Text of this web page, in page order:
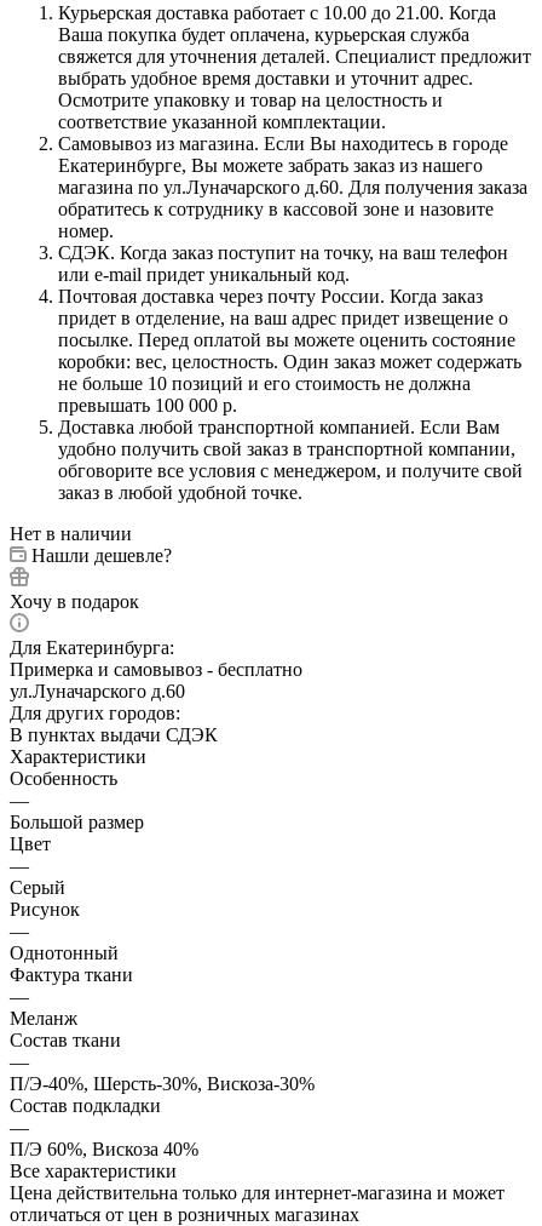
Курьерская доставка работает с 10.00 до 21.00. Когда
Ваша покупка будет оплачена, курьерская служба
свяжется для уточнения деталей. Специалист предложит
выбрать удобное время доставки и уточнит адрес.
Осмотрите упаковку и товар на целостность и
соответствие указанной комплектации.
Самовывоз из магазина. Если Вы находитесь в городе
Екатеринбурге, Вы можете забрать заказ из нашего
магазина по ул.Луначарского д.60. Для получения заказа
обратитесь к сотруднику в кассовой зоне и назовите
номер.
СДЭК. Когда заказ поступит на точку, на ваш телефон
или e-mail придет уникальный код.
Почтовая доставка через почту России. Когда заказ
придет в отделение, на ваш адрес придет извещение о
посылке. Перед оплатой вы можете оценить состояние
коробки: вес, целостность. Один заказ может содержать
не больше 10 позиций и его стоимость не должна
превышать 100 000 р.
Доставка любой транспортной компанией. Если Вам
удобно получить свой заказ в транспортной компании,
обговорите все условия с менеджером, и получите свой
заказ в любой удобной точке.
Нет в наличии
Нашли дешевле?
Хочу в подарок
Для Екатеринбурга:
Примерка и самовывоз - бесплатно
ул.Луначарского д.60
Для других городов:
В пунктах выдачи СДЭК
Характеристики
Особенность
—
Большой размер
Цвет
—
Серый
Рисунок
—
Однотонный
Фактура ткани
—
Меланж
Состав ткани
—
П/Э-40%, Шерсть-30%, Вискоза-30%
Состав подкладки
—
П/Э 60%, Вискоза 40%
Все характеристики
Цена действительна только для интернет-магазина и может
отличаться от цен в розничных магазинах